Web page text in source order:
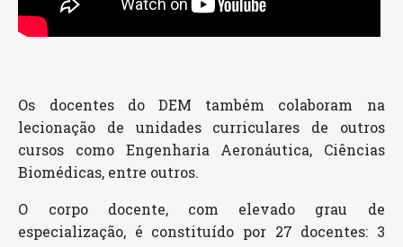
Os docentes do DEM também colaboram na
lecionação de unidades curriculares de outros
cursos como Engenharia Aeronáutica, Ciências
Biomédicas, entre outros.
O corpo docente, com elevado grau de
especialização, é constituído por 27 docentes: 3